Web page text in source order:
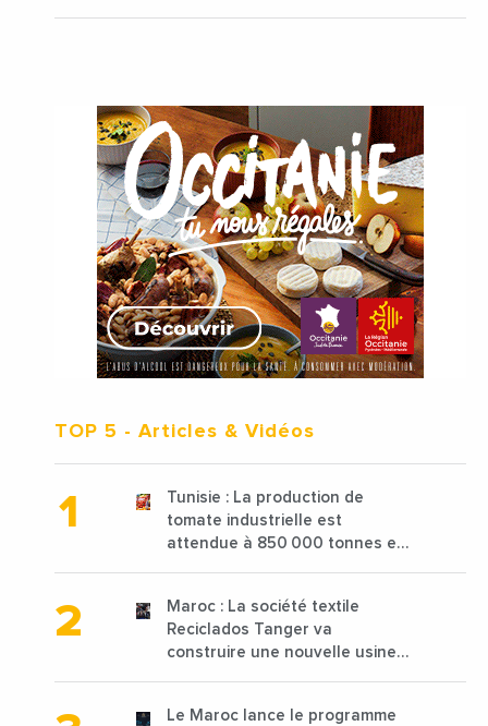
TOP 5 - Articles & Vidéos
Tunisie : La production de
tomate industrielle est
attendue à 850 000 tonnes en
Maroc : La société textile
Reciclados Tanger va
construire une nouvelle usine
Le Maroc lance le programme